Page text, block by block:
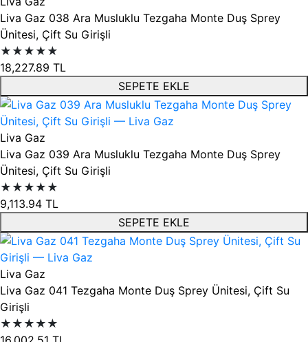
Liva Gaz 038 Ara Musluklu Tezgaha Monte Duş Sprey
Ünitesi, Çift Su Girişli
★★★★★
18,227.89 TL
SEPETE EKLE
Liva Gaz
Liva Gaz 039 Ara Musluklu Tezgaha Monte Duş Sprey
Ünitesi, Çift Su Girişli
★★★★★
9,113.94 TL
SEPETE EKLE
Liva Gaz
Liva Gaz 041 Tezgaha Monte Duş Sprey Ünitesi, Çift Su
Girişli
★★★★★